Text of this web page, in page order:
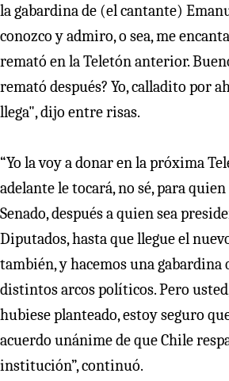
la gabardina de (el cantante)
conozco y admiro, o sea, me
remató en la Teletón anterior.
remató después? Yo, calladito por
llega", dijo entre risas.
“Yo la voy a donar en la próxima
adelante le tocará, no sé, para
Senado, después a quien sea
Diputados, hasta que llegue el
también, y hacemos una gabardina
distintos arcos políticos. Pero
hubiese planteado, estoy seguro
acuerdo unánime de que Chile
institución”, continuó.